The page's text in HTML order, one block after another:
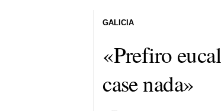
«Prefiro
case nada»
GALICIA